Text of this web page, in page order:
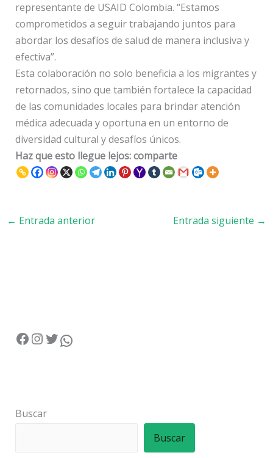
representante de USAID Colombia. “Estamos
comprometidos a seguir trabajando juntos para
abordar los desafíos de salud de manera inclusiva y
efectiva”.
Esta colaboración no solo beneficia a los migrantes y
retornados, sino que también fortalece la capacidad
de las comunidades locales para brindar atención
médica adecuada y oportuna en un entorno de
diversidad cultural y desafíos únicos.
Haz que esto llegue lejos: comparte
← Entrada anterior Entrada siguiente →
Buscar
Buscar